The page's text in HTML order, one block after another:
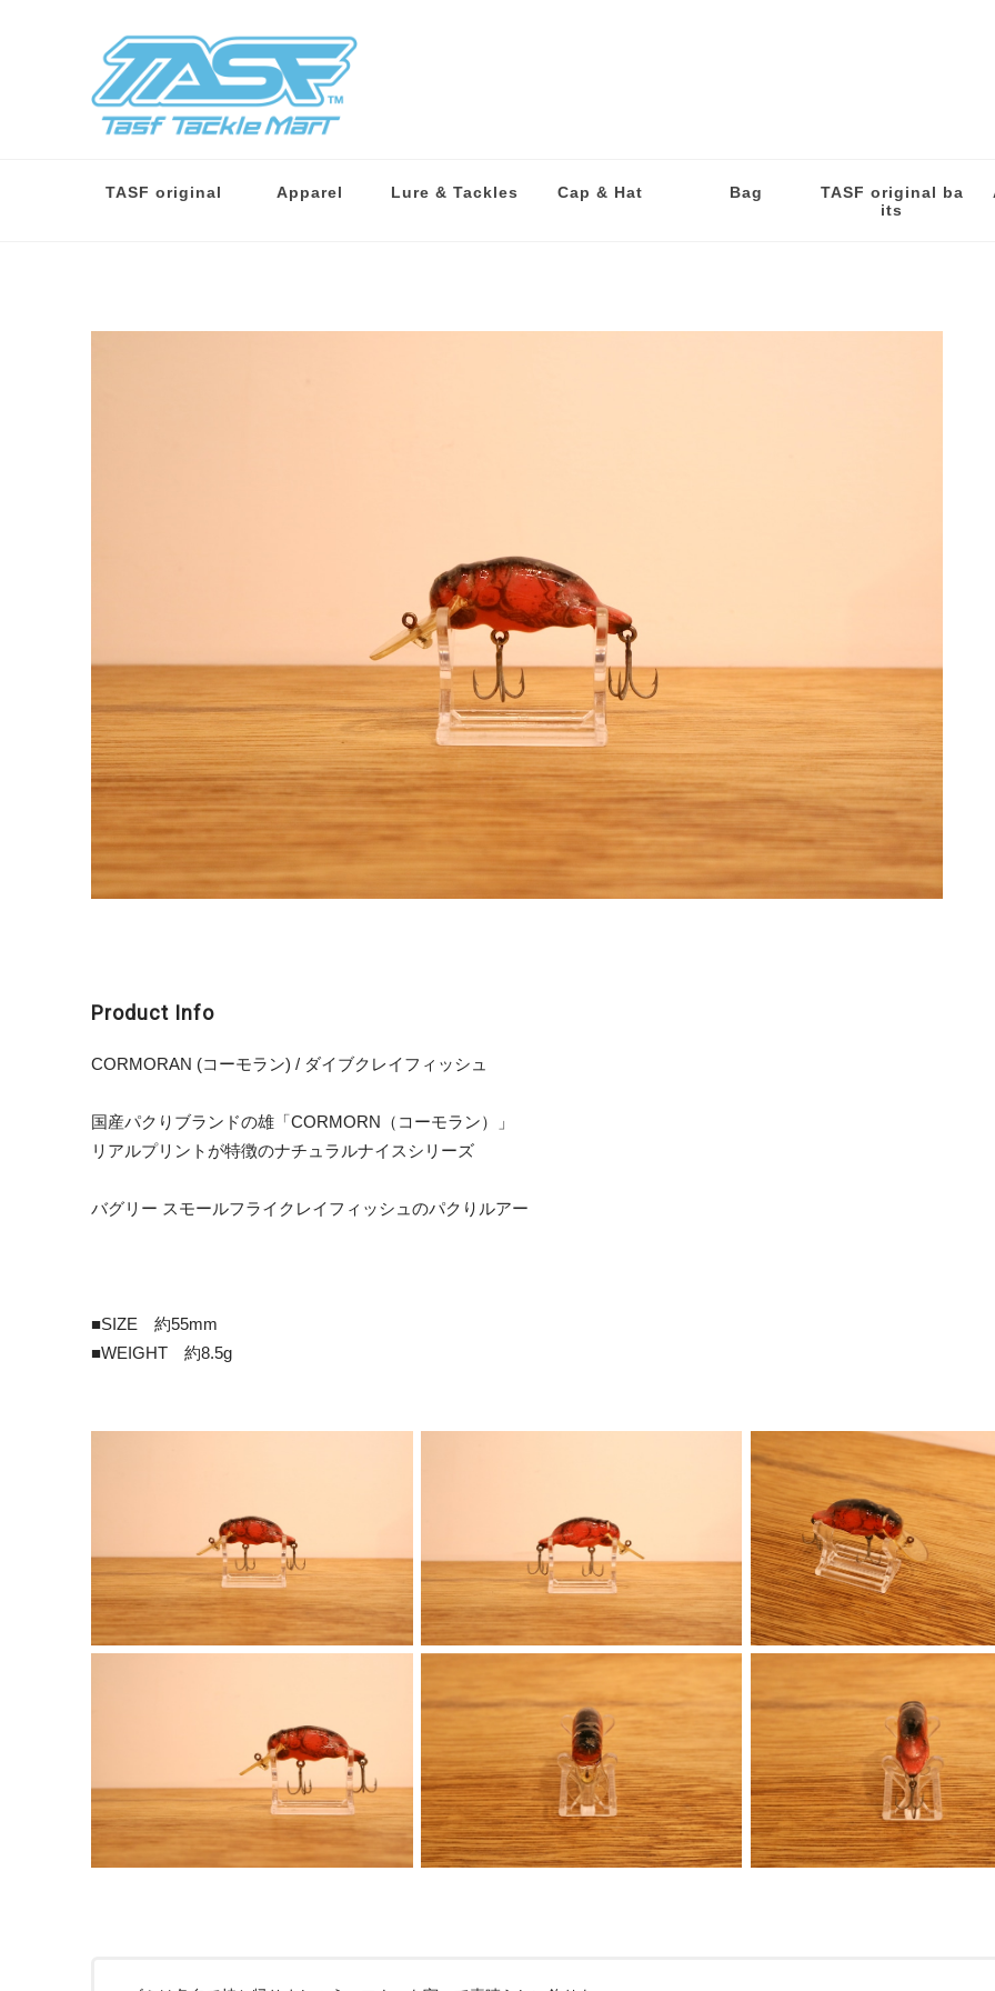
TASF original Apparel Lure & Tackles Cap & Hat Bag
TASF original ba
its
Product Info
CORMORAN (コーモラン) / ダイブクレイフィッシュ
国産パクりブランドの雄「CORMORN（コーモラン）」
リアルプリントが特徴のナチュラルナイスシリーズ
バグリー スモールフライクレイフィッシュのパクりルアー
■SIZE 約55mm
■WEIGHT 約8.5g